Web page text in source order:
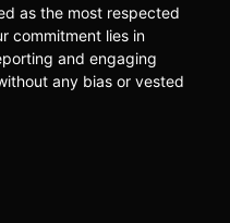
as the most respected
commitment lies in
and engaging
any bias or vested